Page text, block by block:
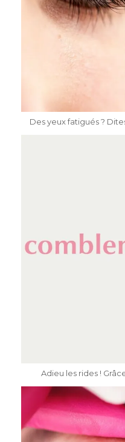
Des yeux fatigués ?
Adieu les rides !